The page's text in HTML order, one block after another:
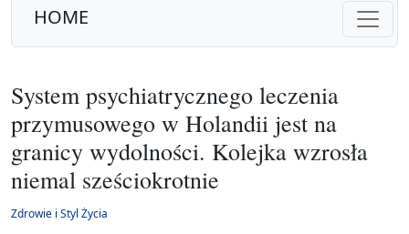
HOME
System psychiatrycznego leczenia
przymusowego w Holandii jest na
granicy wydolności. Kolejka wzrosła
niemal sześciokrotnie
Zdrowie i Styl Życia